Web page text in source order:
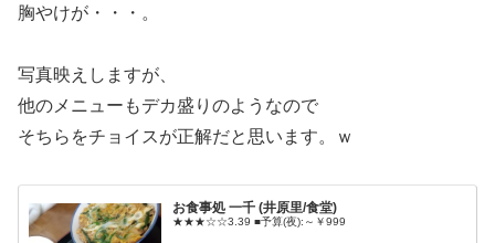
胸やけが・・・。
写真映えしますが、
他のメニューもデカ盛りのようなので
そちらをチョイスが正解だと思います。ｗ
お食事処 一千 (井原里/食堂)
★★★☆☆3.39 ■予算(夜):～￥999